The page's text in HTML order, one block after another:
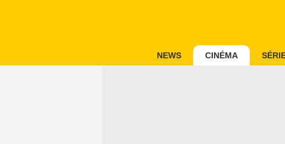
NEWS CINÉMA